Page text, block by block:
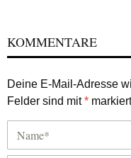
KOMMENTARE
Deine E-Mail-Adresse
Felder sind mit* markiert